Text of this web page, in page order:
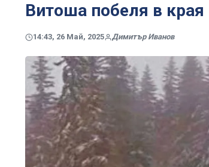
Витоша побеля в
14:43, 26 Май, 2025 Димитър Иванов